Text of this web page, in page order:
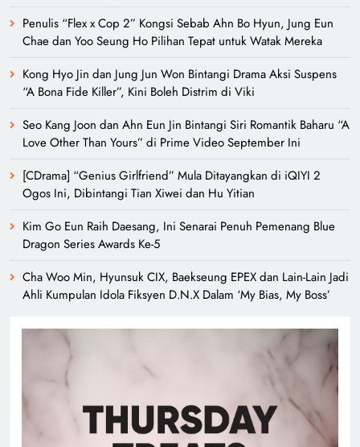
Penulis “Flex x Cop 2” Kongsi Sebab Ahn Bo Hyun, Jung Eun
Chae dan Yoo Seung Ho Pilihan Tepat untuk Watak Mereka
Kong Hyo Jin dan Jung Jun Won Bintangi Drama Aksi Suspens
“A Bona Fide Killer”, Kini Boleh Distrim di Viki
Seo Kang Joon dan Ahn Eun Jin Bintangi Siri Romantik Baharu “A
Love Other Than Yours” di Prime Video September Ini
[CDrama] “Genius Girlfriend” Mula Ditayangkan di iQIYI 2
Ogos Ini, Dibintangi Tian Xiwei dan Hu Yitian
Kim Go Eun Raih Daesang, Ini Senarai Penuh Pemenang Blue
Dragon Series Awards Ke-5
Cha Woo Min, Hyunsuk CIX, Baekseung EPEX dan Lain-Lain Jadi
Ahli Kumpulan Idola Fiksyen D.N.X Dalam ‘My Bias, My Boss’